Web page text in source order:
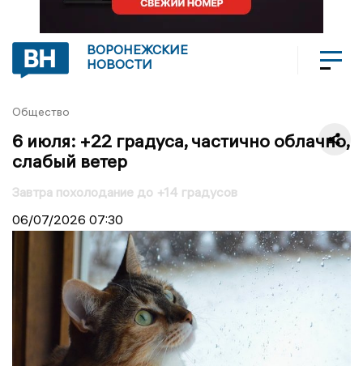
ВОРОНЕЖСКИЕ
НОВОСТИ
Общество
6 июля: +22 градуса, частично облачно,
слабый ветер
Завтра похолодание до +14 градусов
06/07/2026 07:30